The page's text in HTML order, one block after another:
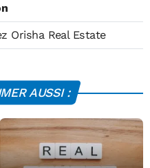
Orisha Real Estate
AUSSI :